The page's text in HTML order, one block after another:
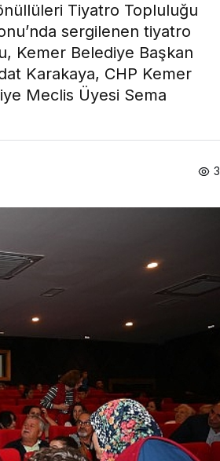
Tiyatro Topluluğu
sergilenen tiyatro
Kemer Belediye Başkan
Karakaya, CHP Kemer
Meclis Üyesi Sema
3
Türkiye’nin En Uzun